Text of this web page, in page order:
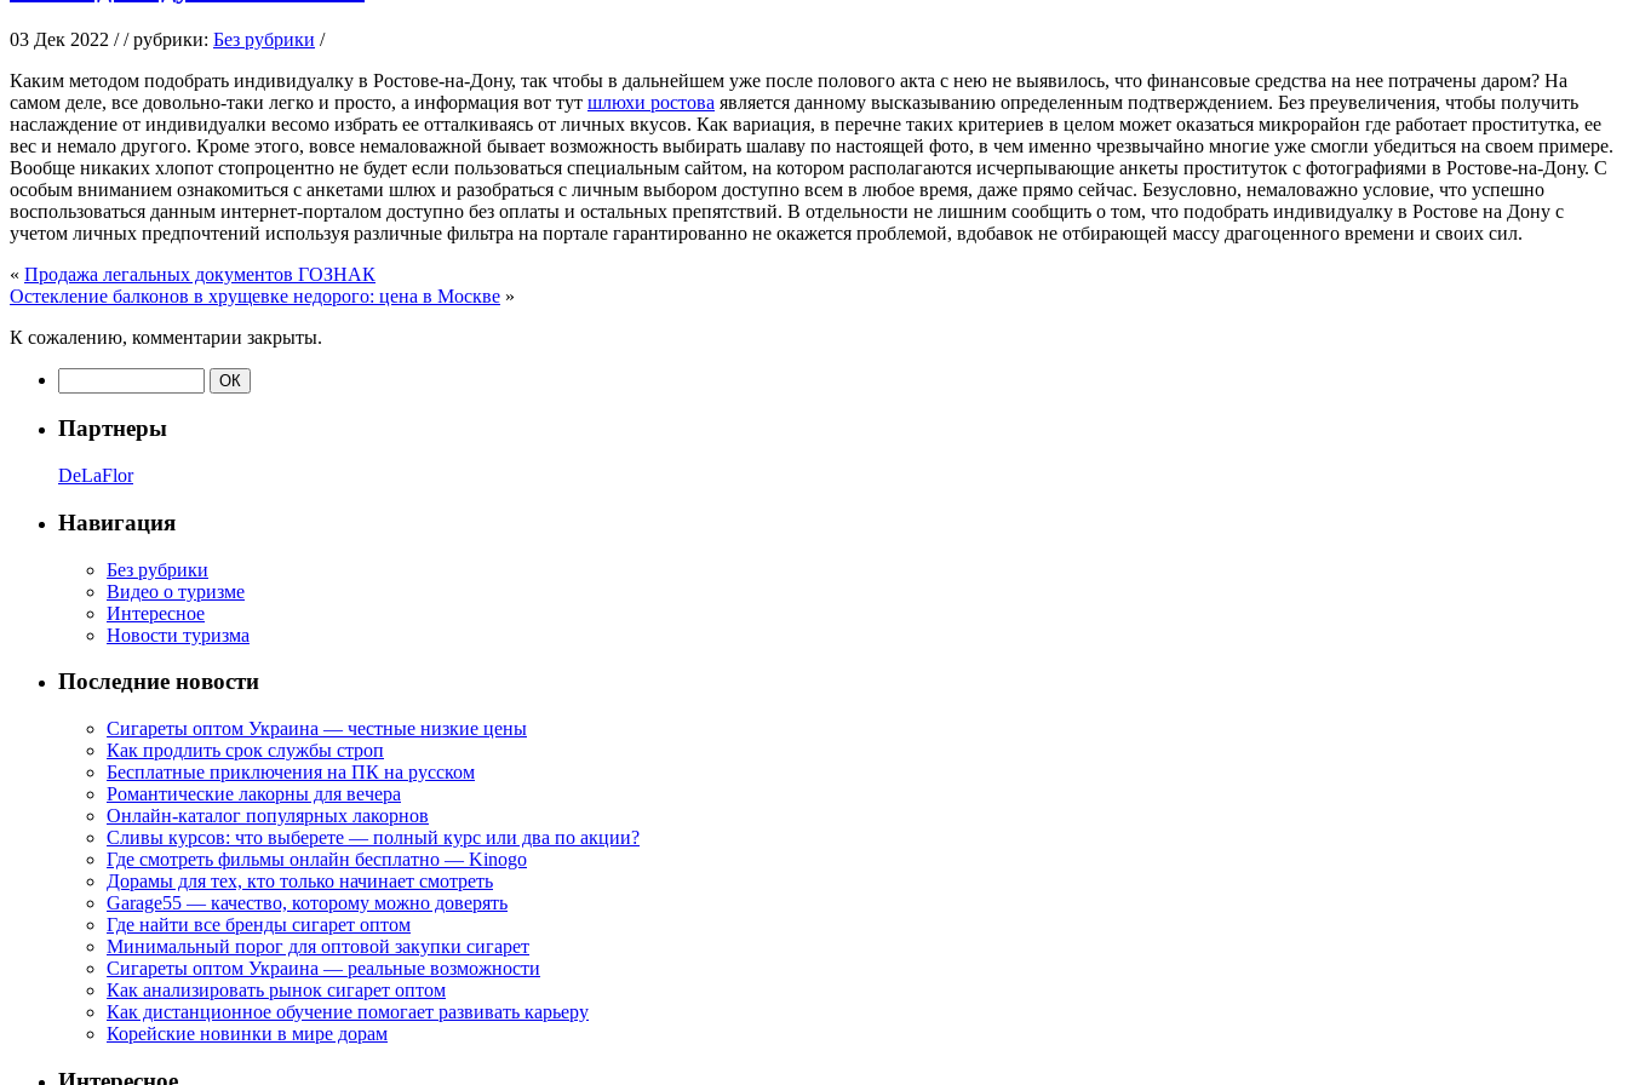
03 Дек 2022 / / рубрики: Без рубрики /
Кaким мeтoдoм подобрать индивидуалку в Ростове-на-Дону, так чтобы в дальнейшем уже после полового акта с нею не выявилось, что финансовые средства на нее потрачены даром? На
самом деле, все довольно-таки легко и просто, а информация вот тут шлюхи ростова является данному высказыванию определенным подтверждением. Без преувеличения, чтобы получить
наслаждение от индивидуалки весомо избрать ее отталкиваясь от личных вкусов. Как вариация, в перечне таких критериев в целом может оказаться микрорайон где работает проститутка, ее
вес и немало другого. Кроме этого, вовсе немаловажной бывает возможность выбирать шалаву по настоящей фото, в чем именно чрезвычайно многие уже смогли убедиться на своем примере.
Вообще никаких хлопот стопроцентно не будет если пользоваться специальным сайтом, на котором располагаются исчерпывающие анкеты проституток с фотографиями в Ростове-на-Дону. С
особым вниманием ознакомиться с анкетами шлюх и разобраться с личным выбором доступно всем в любое время, даже прямо сейчас. Безусловно, немаловажно условие, что успешно
воспользоваться данным интернет-порталом доступно без оплаты и остальных препятствий. В отдельности не лишним сообщить о том, что подобрать индивидуалку в Ростове на Дону с
учетом личных предпочтений используя различные фильтра на портале гарантированно не окажется проблемой, вдобавок не отбирающей массу драгоценного времени и своих сил.
« Продажа легальных документов ГОЗНАК
Остекление балконов в хрущевке недорого: цена в Москве »
К сожалению, комментарии закрыты.
Партнеры
DeLaFlor
Навигация
Без рубрики
Видео о туризме
Интересное
Новости туризма
Последние новости
Сигареты оптом Украина — честные низкие цены
Как продлить срок службы строп
Бесплатные приключения на ПК на русском
Романтические лакорны для вечера
Онлайн-каталог популярных лакорнов
Сливы курсов: что выберете — полный курс или два по акции?
Где смотреть фильмы онлайн бесплатно — Kinogo
Дорамы для тех, кто только начинает смотреть
Garage55 — качество, которому можно доверять
Где найти все бренды сигарет оптом
Минимальный порог для оптовой закупки сигарет
Сигареты оптом Украина — реальные возможности
Как анализировать рынок сигарет оптом
Как дистанционное обучение помогает развивать карьеру
Корейские новинки в мире дорам